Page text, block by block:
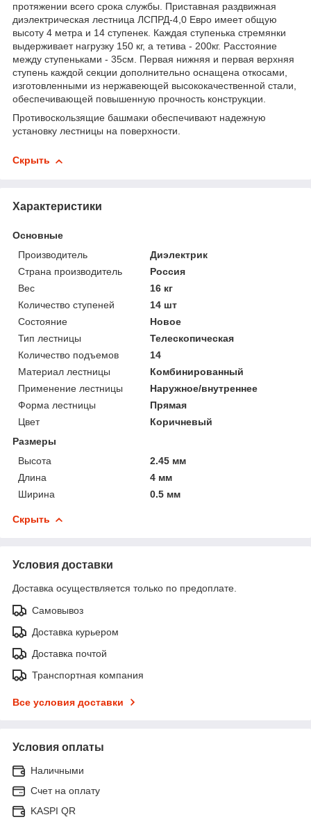
протяжении всего срока службы. Приставная раздвижная
диэлектрическая лестница ЛСПРД-4,0 Евро имеет общую
высоту 4 метра и 14 ступенек. Каждая ступенька стремянки
выдерживает нагрузку 150 кг, а тетива - 200кг. Расстояние
между ступеньками - 35см. Первая нижняя и первая верхняя
ступень каждой секции дополнительно оснащена откосами,
изготовленными из нержавеющей высококачественной стали,
обеспечивающей повышенную прочность конструкции.
Противоскользящие башмаки обеспечивают надежную
установку лестницы на поверхности.
Скрыть
Характеристики
Основные
Производитель
Диэлектрик
Страна производитель
Россия
Вес
16 кг
Количество ступеней
14 шт
Состояние
Новое
Тип лестницы
Телескопическая
Количество подъемов
14
Материал лестницы
Комбинированный
Применение лестницы
Наружное/внутреннее
Форма лестницы
Прямая
Цвет
Коричневый
Размеры
Высота
2.45 мм
Длина
4 мм
Ширина
0.5 мм
Скрыть
Условия доставки
Доставка осуществляется только по предоплате.
Самовывоз
Доставка курьером
Доставка почтой
Транспортная компания
Все условия доставки
Условия оплаты
Наличными
Счет на оплату
KASPI QR